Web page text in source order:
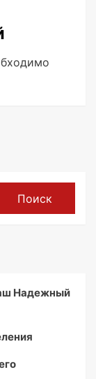
Поиск
Надежный